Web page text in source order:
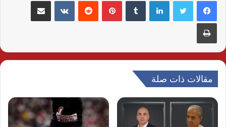
طباعة
مقالات ذات صلة